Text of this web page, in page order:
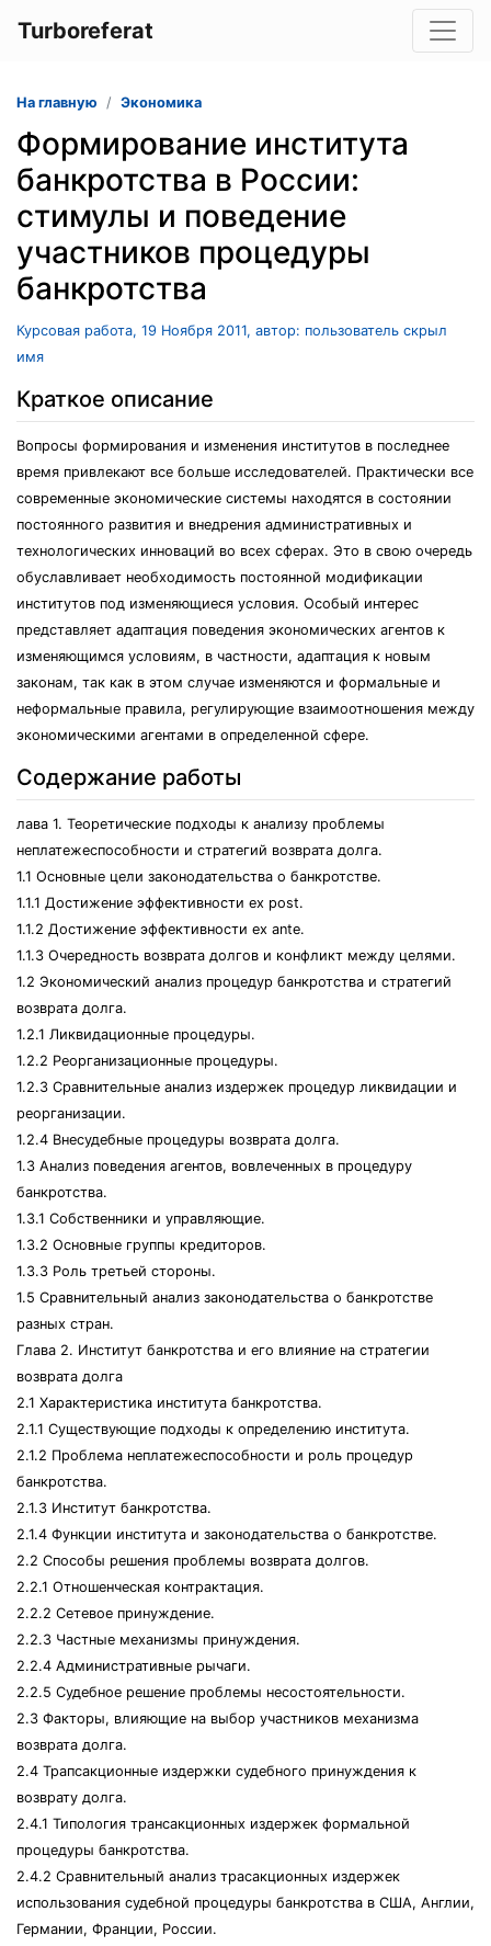
Turboreferat
На главную Экономика
Формирование института
банкротства в России:
стимулы и поведение
участников процедуры
банкротства
Курсовая работа, 19 Ноября 2011, автор: пользователь скрыл
имя
Краткое описание
Вопросы формирования и изменения институтов в последнее
время привлекают все больше исследователей. Практически все
современные экономические системы находятся в состоянии
постоянного развития и внедрения административных и
технологических инноваций во всех сферах. Это в свою очередь
обуславливает необходимость постоянной модификации
институтов под изменяющиеся условия. Особый интерес
представляет адаптация поведения экономических агентов к
изменяющимся условиям, в частности, адаптация к новым
законам, так как в этом случае изменяются и формальные и
неформальные правила, регулирующие взаимоотношения между
экономическими агентами в определенной сфере.
Содержание работы
лава 1. Теоретические подходы к анализу проблемы
неплатежеспособности и стратегий возврата долга.
1.1 Основные цели законодательства о банкротстве.
1.1.1 Достижение эффективности ex post.
1.1.2 Достижение эффективности ex ante.
1.1.3 Очередность возврата долгов и конфликт между целями.
1.2 Экономический анализ процедур банкротства и стратегий
возврата долга.
1.2.1 Ликвидационные процедуры.
1.2.2 Реорганизационные процедуры.
1.2.3 Сравнительные анализ издержек процедур ликвидации и
реорганизации.
1.2.4 Внесудебные процедуры возврата долга.
1.3 Анализ поведения агентов, вовлеченных в процедуру
банкротства.
1.3.1 Собственники и управляющие.
1.3.2 Основные группы кредиторов.
1.3.3 Роль третьей стороны.
1.5 Сравнительный анализ законодательства о банкротстве
разных стран.
Глава 2. Институт банкротства и его влияние на стратегии
возврата долга
2.1 Характеристика института банкротства.
2.1.1 Существующие подходы к определению института.
2.1.2 Проблема неплатежеспособности и роль процедур
банкротства.
2.1.3 Институт банкротства.
2.1.4 Функции института и законодательства о банкротстве.
2.2 Способы решения проблемы возврата долгов.
2.2.1 Отношенческая контрактация.
2.2.2 Сетевое принуждение.
2.2.3 Частные механизмы принуждения.
2.2.4 Административные рычаги.
2.2.5 Судебное решение проблемы несостоятельности.
2.3 Факторы, влияющие на выбор участников механизма
возврата долга.
2.4 Трапсакционные издержки судебного принуждения к
возврату долга.
2.4.1 Типология трансакционных издержек формальной
процедуры банкротства.
2.4.2 Сравнительный анализ трасакционных издержек
использования судебной процедуры банкротства в США, Англии,
Германии, Франции, России.